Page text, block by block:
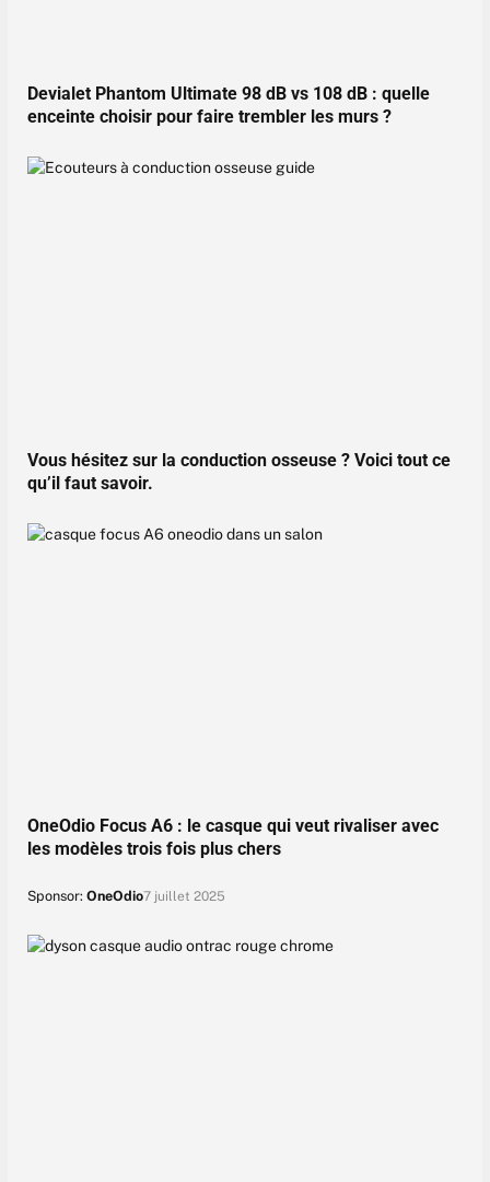
Devialet Phantom Ultimate 98 dB vs 108 dB : quelle
enceinte choisir pour faire trembler les murs ?
Vous hésitez sur la conduction osseuse ? Voici tout ce
qu’il faut savoir.
OneOdio Focus A6 : le casque qui veut rivaliser avec
les modèles trois fois plus chers
Sponsor: OneOdio7 juillet 2025